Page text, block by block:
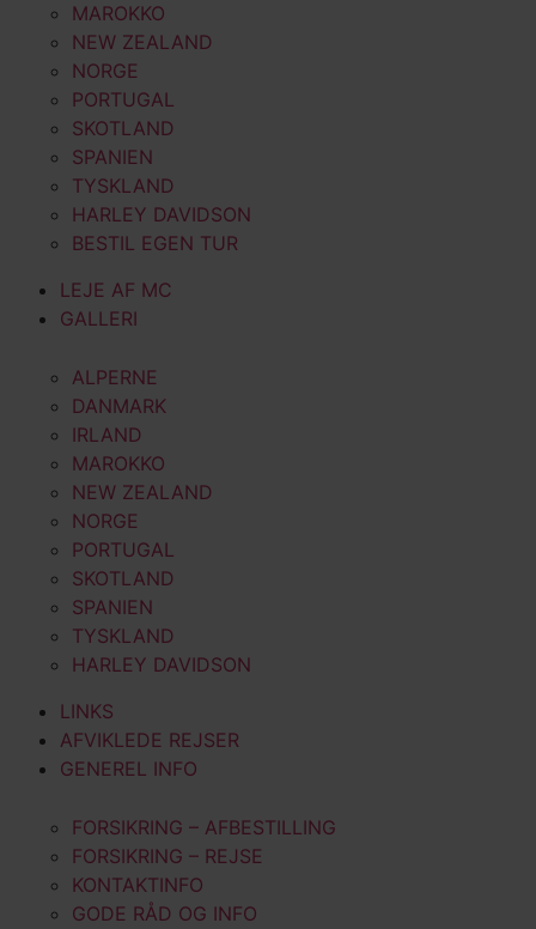
MAROKKO
NEW ZEALAND
NORGE
PORTUGAL
SKOTLAND
SPANIEN
TYSKLAND
HARLEY DAVIDSON
BESTIL EGEN TUR
LEJE AF MC
GALLERI
ALPERNE
DANMARK
IRLAND
MAROKKO
NEW ZEALAND
NORGE
PORTUGAL
SKOTLAND
SPANIEN
TYSKLAND
HARLEY DAVIDSON
LINKS
AFVIKLEDE REJSER
GENEREL INFO
FORSIKRING – AFBESTILLING
FORSIKRING – REJSE
KONTAKTINFO
GODE RÅD OG INFO